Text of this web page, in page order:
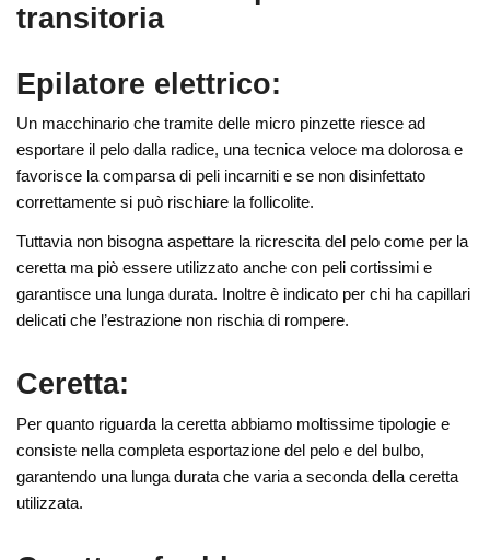
transitoria
Epilatore elettrico:
Un macchinario che tramite delle micro pinzette riesce ad
esportare il pelo dalla radice, una tecnica veloce ma dolorosa e
favorisce la comparsa di peli incarniti e se non disinfettato
correttamente si può rischiare la follicolite.
Tuttavia non bisogna aspettare la ricrescita del pelo come per la
ceretta ma piò essere utilizzato anche con peli cortissimi e
garantisce una lunga durata. Inoltre è indicato per chi ha capillari
delicati che l’estrazione non rischia di rompere.
Ceretta:
Per quanto riguarda la ceretta abbiamo moltissime tipologie e
consiste nella completa esportazione del pelo e del bulbo,
garantendo una lunga durata che varia a seconda della ceretta
utilizzata.